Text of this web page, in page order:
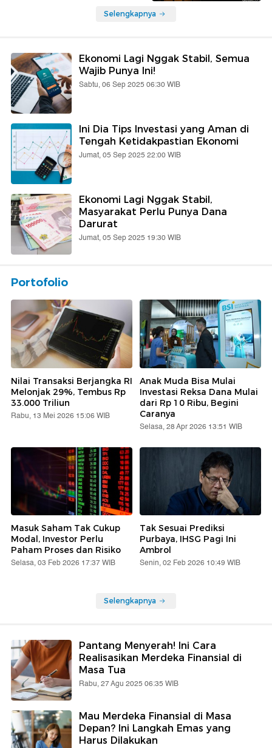
Selengkapnya
Ekonomi Lagi Nggak Stabil, Semua
Wajib Punya Ini!
Sabtu, 06 Sep 2025 06:30 WIB
Ini Dia Tips Investasi yang Aman di
Tengah Ketidakpastian Ekonomi
Jumat, 05 Sep 2025 22:00 WIB
Ekonomi Lagi Nggak Stabil,
Masyarakat Perlu Punya Dana
Darurat
Jumat, 05 Sep 2025 19:30 WIB
Portofolio
Nilai Transaksi Berjangka RI
Melonjak 29%, Tembus Rp
33.000 Triliun
Rabu, 13 Mei 2026 15:06 WIB
Anak Muda Bisa Mulai
Investasi Reksa Dana Mulai
dari Rp 10 Ribu, Begini
Caranya
Selasa, 28 Apr 2026 13:51 WIB
Masuk Saham Tak Cukup
Modal, Investor Perlu
Paham Proses dan Risiko
Selasa, 03 Feb 2026 17:37 WIB
Tak Sesuai Prediksi
Purbaya, IHSG Pagi Ini
Ambrol
Senin, 02 Feb 2026 10:49 WIB
Selengkapnya
Pantang Menyerah! Ini Cara
Realisasikan Merdeka Finansial di
Masa Tua
Rabu, 27 Agu 2025 06:35 WIB
Mau Merdeka Finansial di Masa
Depan? Ini Langkah Emas yang
Harus Dilakukan